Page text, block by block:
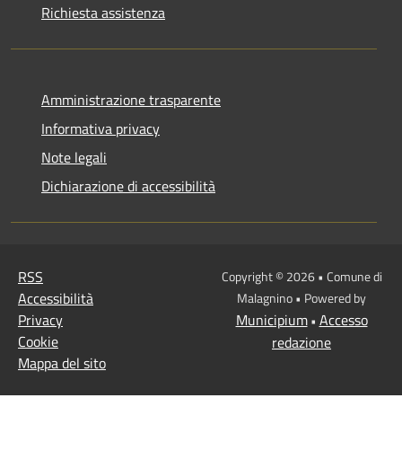
Richiesta assistenza
Amministrazione trasparente
Informativa privacy
Note legali
Dichiarazione di accessibilità
RSS
Accessibilità
Privacy
Cookie
Mappa del sito
Copyright © 2026 • Comune di
Malagnino • Powered by
Municipium• Accesso
redazione